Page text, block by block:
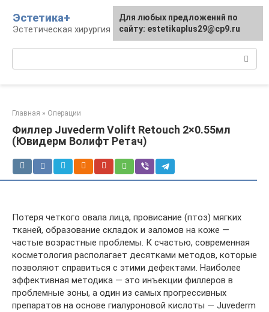
контенту
Эстетика+
Эстетическая хирургия и косметология
Главная » Операции
Филлер Juvederm Volift Retouch 2×0.55мл
(Ювидерм Волифт Ретач)
Потеря четкого овала лица, провисание (птоз) мягких
тканей, образование складок и заломов на коже —
частые возрастные проблемы. К счастью, современная
косметология располагает десятками методов, которые
позволяют справиться с этими дефектами. Наиболее
эффективная методика — это инъекции филлеров в
проблемные зоны, а один из самых прогрессивных
препаратов на основе гиалуроновой кислоты — Juvederm
Для любых предложений по
сайту: estetikaplus29@cp9.ru